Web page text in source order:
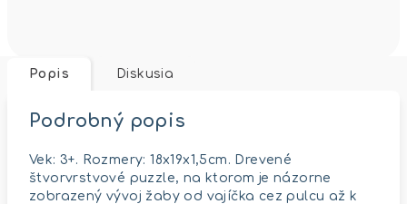
Popis Diskusia
Podrobný popis
Vek: 3+. Rozmery: 18x19x1,5cm. Drevené
štvorvrstvové puzzle, na ktorom je názorne
zobrazený vývoj žaby od vajíčka cez pulcu až k